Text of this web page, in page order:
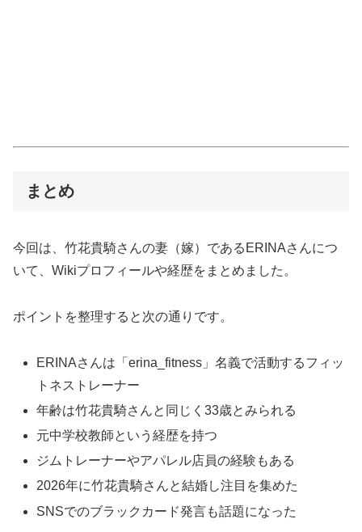
まとめ
今回は、竹花貴騎さんの妻（嫁）であるERINAさんにつ
いて、Wikiプロフィールや経歴をまとめました。
ポイントを整理すると次の通りです。
ERINAさんは「erina_fitness」名義で活動するフィッ
トネストレーナー
年齢は竹花貴騎さんと同じく33歳とみられる
元中学校教師という経歴を持つ
ジムトレーナーやアパレル店員の経験もある
2026年に竹花貴騎さんと結婚し注目を集めた
SNSでのブラックカード発言も話題になった